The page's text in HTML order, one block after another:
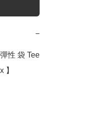
−
性 袋 Tee
】